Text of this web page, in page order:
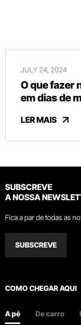
JULY 24, 2024
O que fazer
em dias de
LER MAIS
SUBSCREVE
A NOSSA
Fica a par de todas as
SUBSCREVE
COMO CHEGAR AQUI
A pé De carro